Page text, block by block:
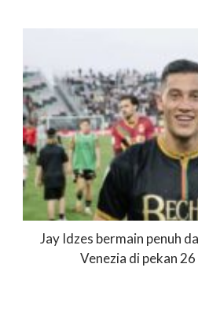
Jay Idzes bermain penuh
Venezia di pekan